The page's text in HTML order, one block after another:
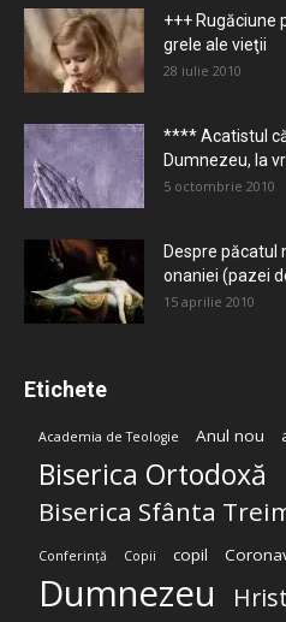
+++
grele ale vieţii
28 iulie 2010
**** Acatistul
Dumnezeu, la
5 octombrie 2010
Despre păcatul
onaniei (pazei
15 aprilie 2010
Etichete
Academia de Teologie Anul nou
Biserica Ortodoxă
Biserica Sfânta
Conferință Copii copil
Dumnezeu